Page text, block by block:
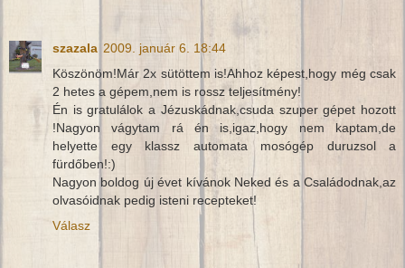
szazala 2009. január 6. 18:44
Köszönöm!Már 2x sütöttem is!Ahhoz képest,hogy még csak
2 hetes a gépem,nem is rossz teljesítmény!
Én is gratulálok a Jézuskádnak,csuda szuper gépet hozott
!Nagyon vágytam rá én is,igaz,hogy nem kaptam,de
helyette egy klassz automata mosógép duruzsol a
fürdőben!:)
Nagyon boldog új évet kívánok Neked és a Családodnak,az
olvasóidnak pedig isteni recepteket!
Válasz